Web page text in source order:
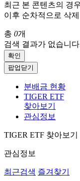
최근 본 콘텐츠의 경
이후 순차적으로 삭
총 0개
검색 결과가 없습니
확인
팝업닫기
분배금 현황
TIGER ETF
찾아보기
관심정보
TIGER ETF 찾아보기
관심정보
최근검색 즐겨찾기